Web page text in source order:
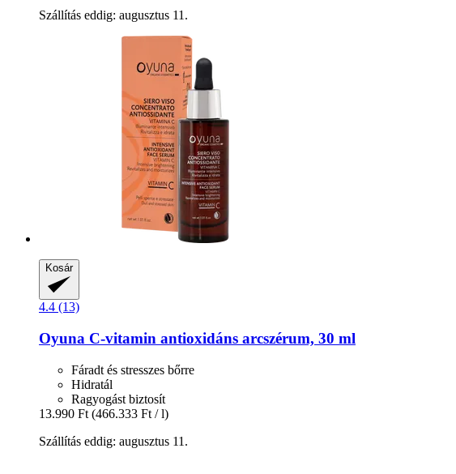
Szállítás eddig: augusztus 11.
Kosár
4.4 (13)
Oyuna C-​vitamin antioxidáns arcszérum, 30 ml
Fáradt és stresszes bőrre
Hidratál
Ragyogást biztosít
13.990 Ft (466.333 Ft / l)
Szállítás eddig: augusztus 11.